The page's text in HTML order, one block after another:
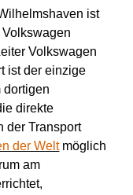
ist
Volkswagen
ist der einzige
dortigen
direkte
der Transport
der Weltmöglich
am